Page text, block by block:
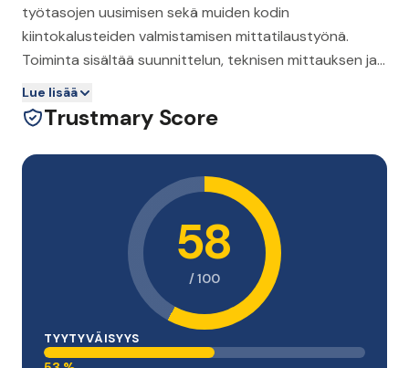
työtasojen uusimisen sekä muiden kodin
kiintokalusteiden valmistamisen mittatilaustyönä.
Toiminta sisältää suunnittelun, teknisen mittauksen ja
asennuksen.
Lue lisää
Trustmary Score
58
/ 100
TYYTYVÄISYYS